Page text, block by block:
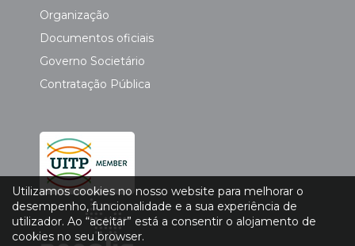
Organização
Documentos oficiais
Governo Societário
Contratação Pública
Utilizamos cookies no nosso website para melhorar o
desempenho, funcionalidade e a sua experiência de
utilizador. Ao “aceitar” está a consentir o alojamento de
cookies no seu browser.